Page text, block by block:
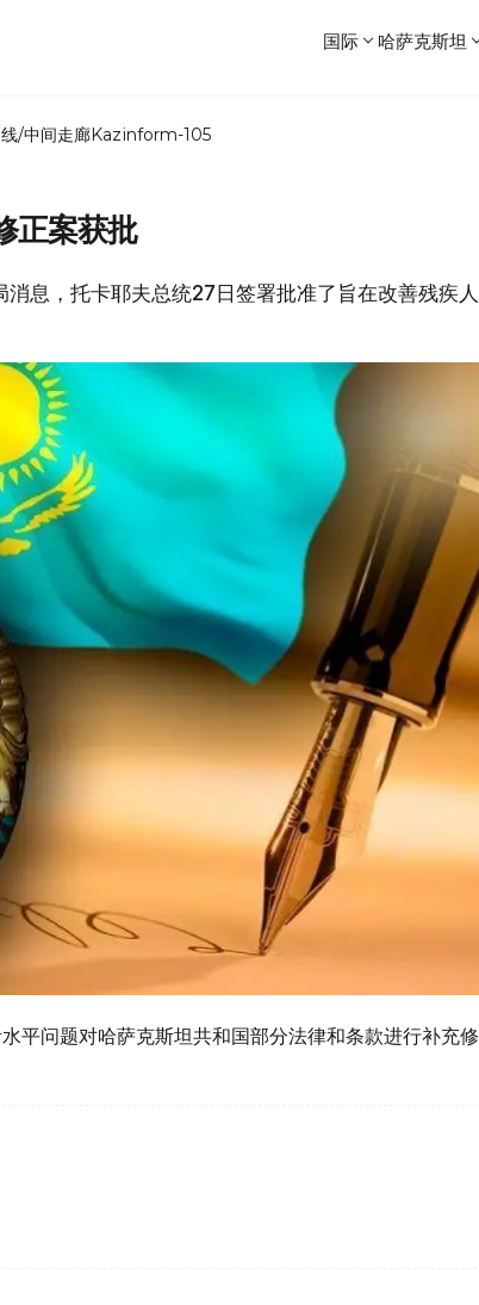
国际 哈萨克斯坦
/中间走廊Kazinform-105
正案获批
息，托卡耶夫总统27日签署批准了旨在改善残疾人
平问题对哈萨克斯坦共和国部分法律和条款进行补充修